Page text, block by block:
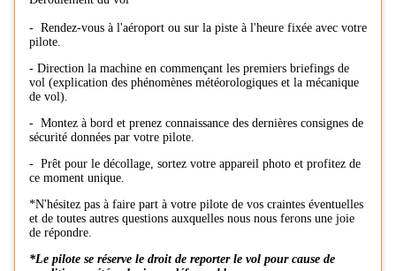
- Rendez-vous à l'aéroport ou sur la piste à l'heure fixée avec votre
pilote.
- Direction la machine en commençant les premiers briefings de
vol (explication des phénomènes météorologiques et la mécanique
de vol).
- Montez à bord et prenez connaissance des dernières consignes de
sécurité données par votre pilote.
- Prêt pour le décollage, sortez votre appareil photo et profitez de
ce moment unique.
*N'hésitez pas à faire part à votre pilote de vos craintes éventuelles
et de toutes autres questions auxquelles nous nous ferons une joie
de répondre.
​*Le pilote se réserve le droit de reporter le vol pour cause de